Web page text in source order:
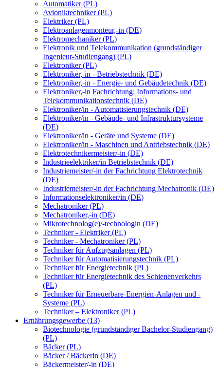
Automatiker (PL)
Avioniktechniker (PL)
Elektriker (PL)
Elektroanlagenmonteur,-in (DE)
Elektromechaniker (PL)
Elektronik und Telekommunikation (grundständiger
Ingenieur-Studiengang) (PL)
Elektroniker (PL)
Elektroniker,-in - Betriebstechnik (DE)
Elektroniker,-in - Energie- und Gebäudetechnik (DE)
Elektroniker,-in Fachrichtung: Informations- und
Telekommunikationstechnik (DE)
Elektroniker/in - Automatisierungstechnik (DE)
Elektroniker/in - Gebäude- und Infrastruktursysteme
(DE)
Elektroniker/in - Geräte und Systeme (DE)
Elektroniker/in - Maschinen und Antriebstechnik (DE)
Elektrotechnikermeister/-in (DE)
Industrieelektriker/in Betriebstechnik (DE)
Industriemeister/-in der Fachrichtung Elektrotechnik
(DE)
Industriemeister/-in der Fachrichtung Mechatronik (DE)
Informationselektroniker/in (DE)
Mechatroniker (PL)
Mechatroniker,-in (DE)
Mikrotechnolog(e)/-technologin (DE)
Techniker - Elektriker (PL)
Techniker - Mechatroniker (PL)
Techniker für Aufzugsanlagen (PL)
Techniker für Automatisierungstechnik (PL)
Techniker für Energietechnik (PL)
Techniker für Energietechnik des Schienenverkehrs
(PL)
Techniker für Erneuerbare-Energien-Anlagen und -
Systeme (PL)
Techniker – Elektroniker (PL)
Ernährungsgewerbe (13)
Biotechnologie (grundständiger Bachelor-Studiengang)
(PL)
Bäcker (PL)
Bäcker / Bäckerin (DE)
Bäckermeister/-in (DE)